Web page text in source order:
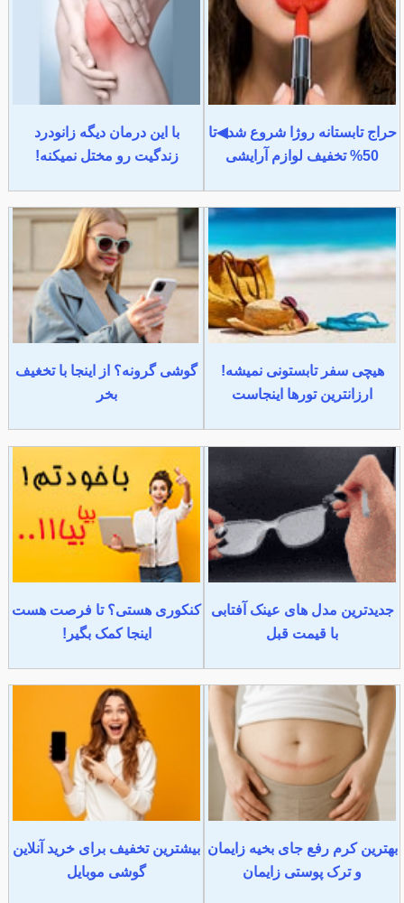
حراج تابستانه روژا شروع شد◀تا
50% تخفیف لوازم آرایشی
با این درمان دیگه زانودرد
زندگیت رو مختل نمیکنه!
هیچی سفر تابستونی نمیشه!
ارزانترین تورها اینجاست
گوشی گرونه؟ از اینجا با تخغیف
بخر
جدیدترین مدل های عینک آفتابی
با قیمت قبل
کنکوری هستی؟ تا فرصت هست
اینجا کمک بگیر!
بهترین کرم رفع جای بخیه زایمان
و ترک پوستی زایمان
بیشترین تخفیف برای خرید آنلاین
گوشی موبایل